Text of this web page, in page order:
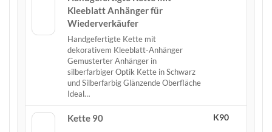
Kleeblatt Anhänger für
Wiederverkäufer
Handgefertigte Kette mit
dekorativem Kleeblatt-Anhänger
Gemusterter Anhänger in
silberfarbiger Optik Kette in Schwarz
und Silberfarbig Glänzende Oberfläche
Ideal…
Kette 90 K90